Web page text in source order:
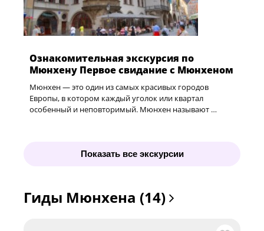
Ознакомительная экскурсия по
Мюнхену Первое свидание с Мюнхеном
Мюнхен — это один из самых красивых городов
Европы, в котором каждый уголок или квартал
особенный и неповторимый. Мюнхен называют …
Показать все экскурсии
Гиды Мюнхена (14)